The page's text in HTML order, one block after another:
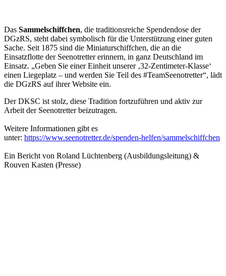
Das Sammelschiffchen, die traditionsreiche Spendendose der
DGzRS, steht dabei symbolisch für die Unterstützung einer guten
Sache. Seit 1875 sind die Miniaturschiffchen, die an die
Einsatzflotte der Seenotretter erinnern, in ganz Deutschland im
Einsatz. „Geben Sie einer Einheit unserer ‚32-Zentimeter-Klasse‘
einen Liegeplatz – und werden Sie Teil des #TeamSeenotretter“, lädt
die DGzRS auf ihrer Website ein.
Der DKSC ist stolz, diese Tradition fortzuführen und aktiv zur
Arbeit der Seenotretter beizutragen.
Weitere Informationen gibt es
unter: https://www.seenotretter.de/spenden-helfen/sammelschiffchen
Ein Bericht von Roland Lüchtenberg (Ausbildungsleitung) &
Rouven Kasten (Presse)